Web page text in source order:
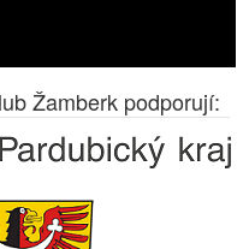
Žamberk podporují: